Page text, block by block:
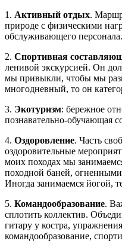
1. Активный отдых.
природе с физическими
обслуживающего персонала.
2. Спортивная
ленивой экскурсией. Он
мы привыкли, чтобы мы
многодневный, то он
3. Экотуризм: бережное
познавательно-обучающая
4. Оздоровление. Часть
оздоровительные
моих походах мы
походной баней,
Иногда занимаемся йогой,
5. Командообразование.
сплотить коллектив.
гитару у костра,
командообразование,